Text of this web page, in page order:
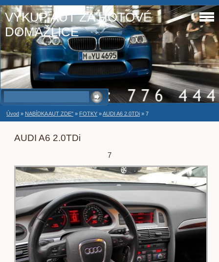
VÝKUP AUT ZA HOTOVÉ
DOMAŽLICE
Úvod » NABÍDKA AUT ZDE" » FOTKY »AUDI A6 2.0TDi » 7
AUDI A6 2.0TDi
7